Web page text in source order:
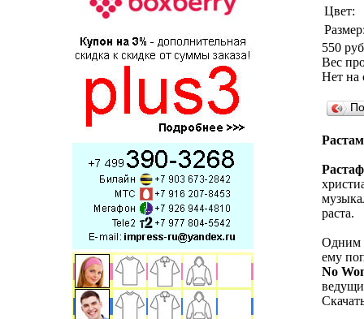
Цвет:
550
Вес
Нет на
раста.
Одним
ему
No